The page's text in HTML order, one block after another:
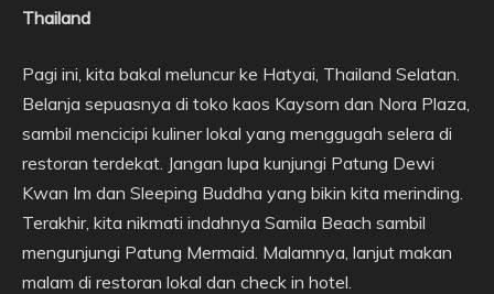
Thailand
Pagi ini, kita bakal meluncur ke Hatyai, Thailand Selatan.
Belanja sepuasnya di toko kaos Kaysorn dan Nora Plaza,
sambil mencicipi kuliner lokal yang menggugah selera di
restoran terdekat. Jangan lupa kunjungi Patung Dewi
Kwan Im dan Sleeping Buddha yang bikin kita merinding.
Terakhir, kita nikmati indahnya Samila Beach sambil
mengunjungi Patung Mermaid. Malamnya, lanjut makan
malam di restoran lokal dan check in hotel.